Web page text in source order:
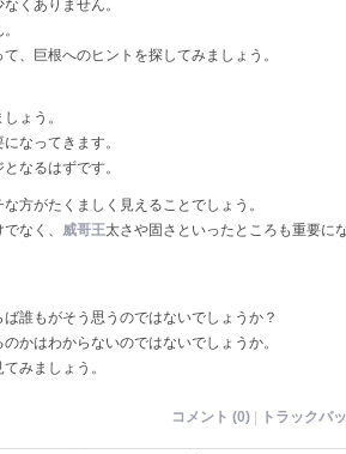
くありません。
、巨根へのヒントを探してみましょう。
ょう。
なってきます。
なるはずです。
方がたくましく見えることでしょう。
なく、 威哥王太さや固さといったところも重要に
誰もがそう思うのではないでしょうか？
かはわからないのではないでしょうか。
みましょう。
コメント (0) | トラックバ